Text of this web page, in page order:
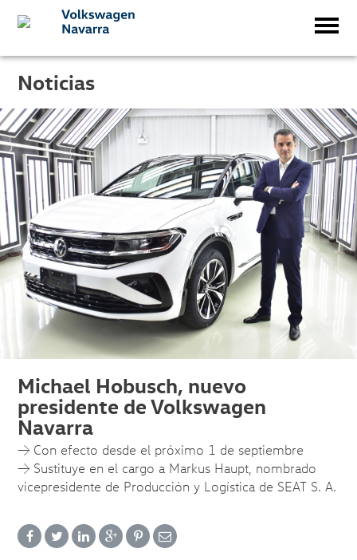
Noticias
Michael Hobusch, nuevo
presidente de Volkswagen
Navarra
→ Con efecto desde el próximo 1 de septiembre
→ Sustituye en el cargo a Markus Haupt, nombrado
vicepresidente de Producción y Logística de SEAT S. A.